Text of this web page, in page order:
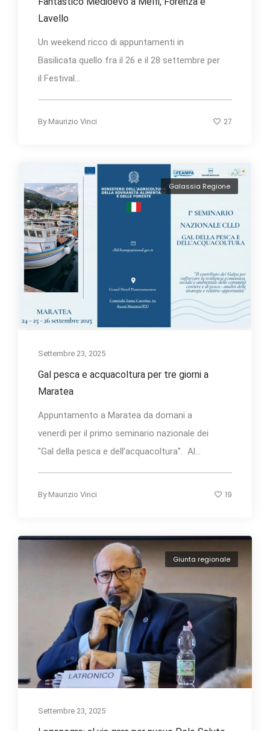
Lavello
Un weekend ricco di appuntamenti in
Basilicata quello fra il 26 e il 28 settembre per
il Festival...
By Maurizio Vinci 27
Galassia Regione
Settembre 23, 2025
Gal pesca e acquacoltura per tre giorni a
Maratea
Appuntamento a Maratea da domani a
venerdì per il primo seminario nazionale dei
"Gal della pesca e dell’acquacoltura". Al...
By Maurizio Vinci 19
Giunta regionale
Settembre 23, 2025